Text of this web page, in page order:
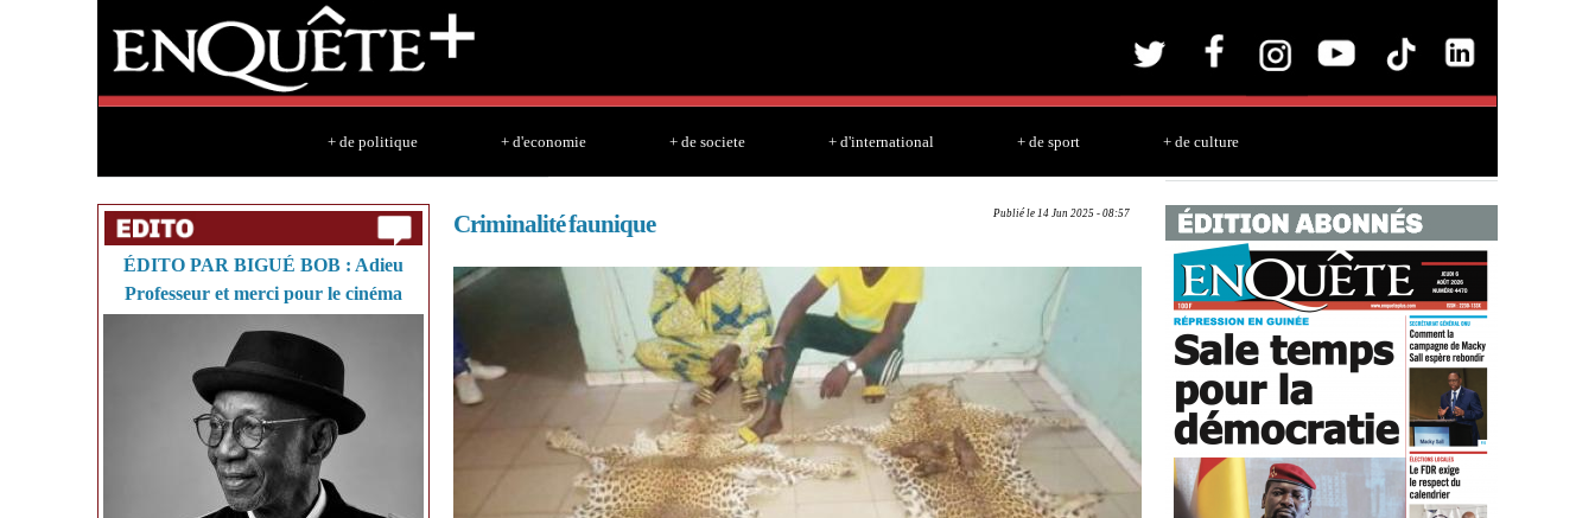
+ de politique + d'economie + de societe + d'international + de sport + de culture
ÉDITO PAR BIGUÉ BOB : Adieu
Professeur et merci pour le cinéma
Publié le 14 Jun 2025 - 08:57
Criminalité faunique